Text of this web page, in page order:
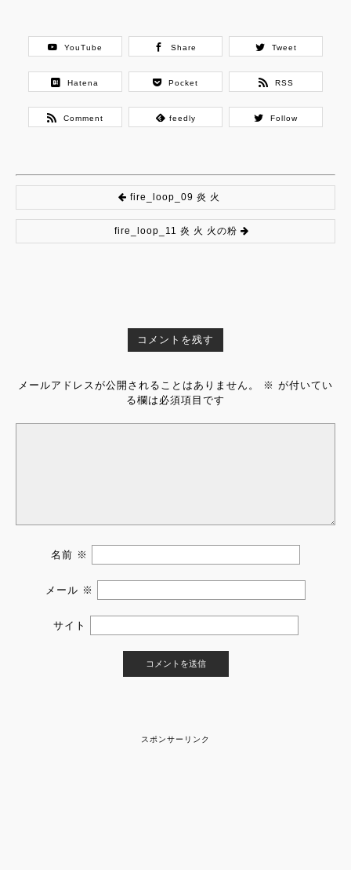
YouTube Share Tweet
Hatena Pocket RSS
Comment feedly Follow
fire_loop_09 炎 火
fire_loop_11 炎 火 火の粉
コメントを残す
メールアドレスが公開されることはありません。 ※ が付いてい
る欄は必須項目です
名前 ※
メール ※
サイト